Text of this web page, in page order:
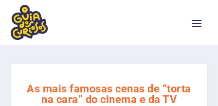
As mais famosas cenas de “torta
na cara” do cinema e da TV